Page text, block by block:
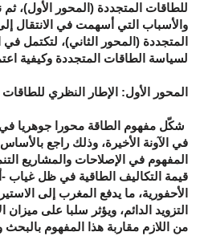
للطاقات المتجددة (المحور الأول)، ثم
والأسباب التي أسهمت في الانتقال
المتجددة (المحور الثاني)، لتكتمل في
لسياسة الطاقات المتجددة وكيفية
المحور الأول: الإطار النظري
شكّل مفهوم الطاقة محورا جوهريا
في الآونة الأخيرة، وذلك راجع
المفهوم في الإصلاحات والمشاريع
قيمة التكاليف الطاقية في ظل غياب -
الأحفورية، ما يدفع المغرب إلى
التزويد الدائم، ويؤثر سلبا على
من اللازم مقاربة هذا المفهوم